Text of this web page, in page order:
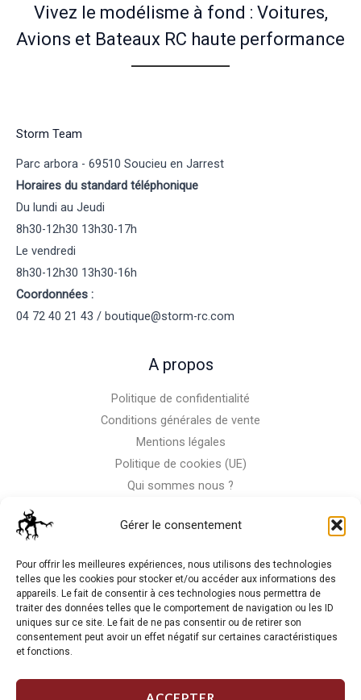
Gérer le consentement
Pour offrir les meilleures expériences, nous utilisons des technologies
telles que les cookies pour stocker et/ou accéder aux informations des
appareils. Le fait de consentir à ces technologies nous permettra de
traiter des données telles que le comportement de navigation ou les ID
uniques sur ce site. Le fait de ne pas consentir ou de retirer son
consentement peut avoir un effet négatif sur certaines caractéristiques
et fonctions.
Vivez le modélisme à fond : Voitures,
Avions et Bateaux RC haute performance
Storm Team
Parc arbora - 69510 Soucieu en Jarrest
Horaires du standard téléphonique
Du lundi au Jeudi
8h30-12h30 13h30-17h
Le vendredi
8h30-12h30 13h30-16h
Coordonnées :
04 72 40 21 43 / boutique@storm-rc.com
A propos
Politique de confidentialité
Conditions générales de vente
Mentions légales
Politique de cookies (UE)
Qui sommes nous ?
La RC n'est pas notre seule passion, venez visiter notre shop
de motos